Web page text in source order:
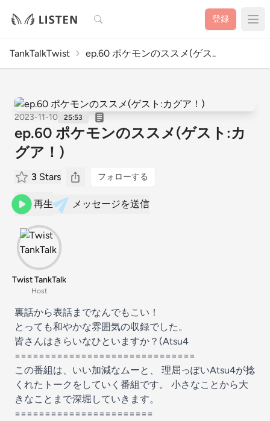
検索 登録
TankTalkTwist ep.60 ポケモンのススメ(ゲス..
2023-11-10 25:53
ep.60 ポケモンのススメ(ゲスト:カ
グア！)
3 Stars フォローする
再生 メッセージを送信
Twist TankTalk
Host
裏話から表話までなんでもこい！
とっても和やかな雰囲気の収録でした。
皆さんはきらいなひといますか？(Atsu4
==============================
この番組は、いい加減なムーと、 理屈っぽいAtsu4が捻
くれたトークをしていく番組です。 小さなことから大
きなことまで深堀していきます。
=======================